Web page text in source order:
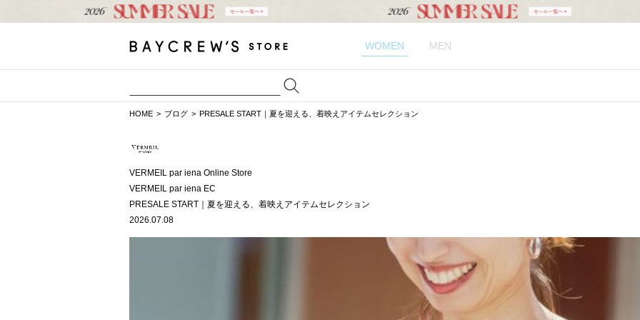
WOMEN MEN
HOME ブログ PRESALE START｜夏を迎える、着映えアイテムセレクション
VERMEIL par iena Online Store
VERMEIL par iena EC
PRESALE START｜夏を迎える、着映えアイテムセレクション
2026.07.08